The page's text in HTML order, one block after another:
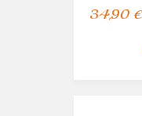
34,90 €